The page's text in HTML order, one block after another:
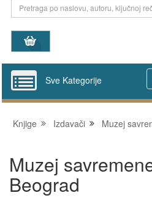
Sve Kategorije
Knjige Izdavači Muzej
Muzej
Beograd